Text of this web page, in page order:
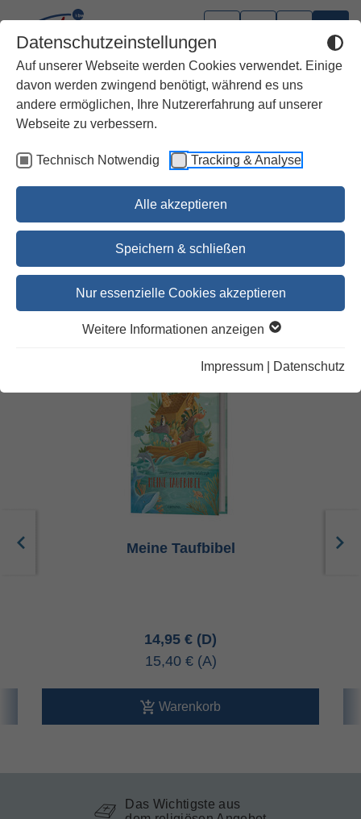
Datenschutzeinstellungen
Auf unserer Webseite werden Cookies verwendet. Einige
davon werden zwingend benötigt, während es uns
andere ermöglichen, Ihre Nutzererfahrung auf unserer
Webseite zu verbessern.
Technisch Notwendig Tracking & Analyse
Alle akzeptieren
Speichern & schließen
Nur essenzielle Cookies akzeptieren
Weitere Informationen anzeigen
Impressum Datenschutz
Lebensfeste
Meine Taufbibel
14,95 €
15,40 €
Warenkorb
Das Wichtigste aus